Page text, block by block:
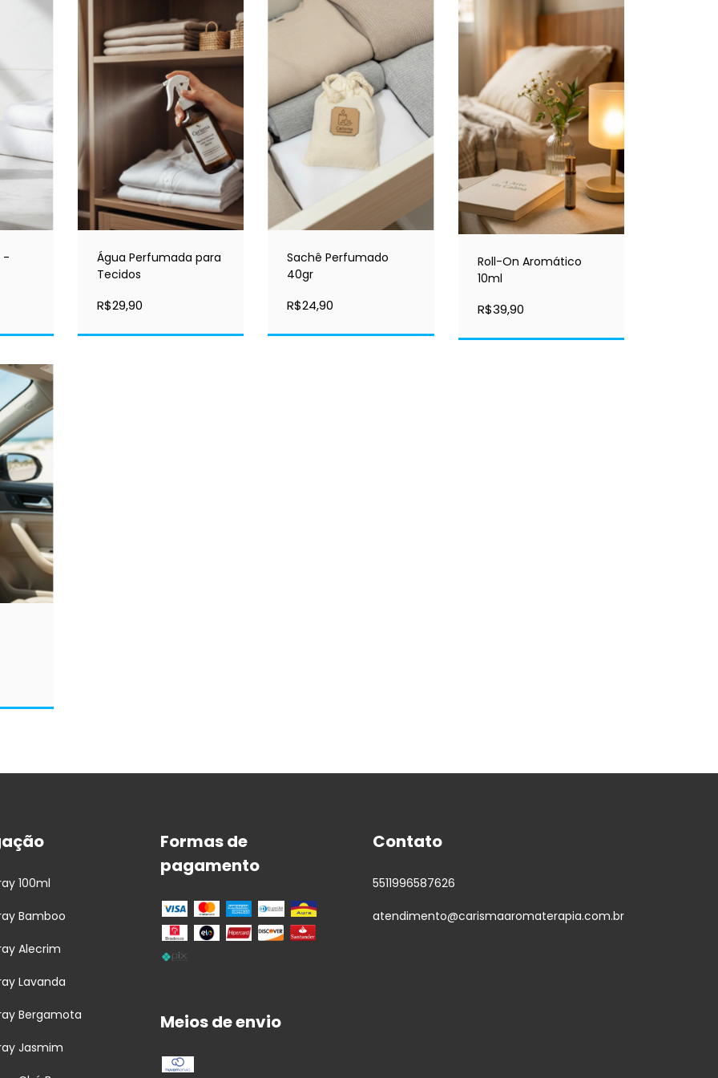
-
Água Perfumada para
Tecidos
R$29,90
Sachê Perfumado
40gr
R$24,90
Roll-On Aromático
10ml
R$39,90
100ml
Bamboo
Alecrim
Lavanda
Bergamota
Jasmim
Formas de
pagamento
Meios de envio
Contato
5511996587626
atendimento@carismaaromaterapia.com.br